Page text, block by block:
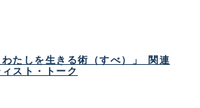
たしを生きる術（すべ）」 関連
スト・トーク